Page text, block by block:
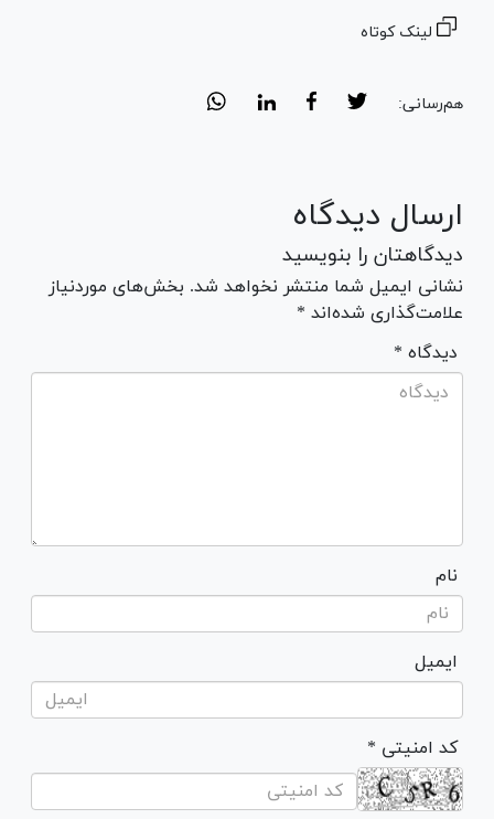
لینک کوتاه
هم‌رسانی:
ارسال دیدگاه
دیدگاهتان را بنویسید
نشانی ایمیل شما منتشر نخواهد شد. بخش‌های موردنیاز
علامت‌گذاری شده‌اند *
* دیدگاه
نام
ایمیل
* کد امنیتی